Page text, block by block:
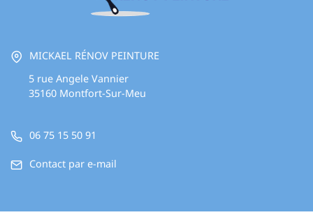
MICKAEL RÉNOV PEINTURE
5 rue Angele Vannier
35160 Montfort-Sur-Meu
06 75 15 50 91
Contact par e-mail